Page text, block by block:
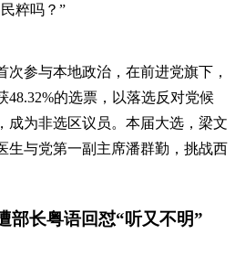
粹吗？”
次参与本地政治，在前进党旗下，
48.32%的选票，以落选反对党候
成为非选区议员。本届大选，梁文
生与党第一副主席潘群勤，挑战西
部长粤语回怼“听又不明”